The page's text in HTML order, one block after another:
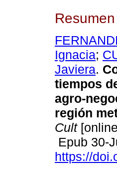
Resumen
Ignacia;
Javiera.
tiempos
agro-
región
Cult
Epub 30-
https://